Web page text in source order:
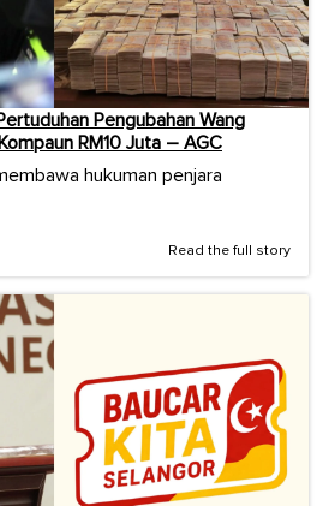
Pengubahan Wang
RM10 Juta – AGC
hukuman penjara
Read the full story